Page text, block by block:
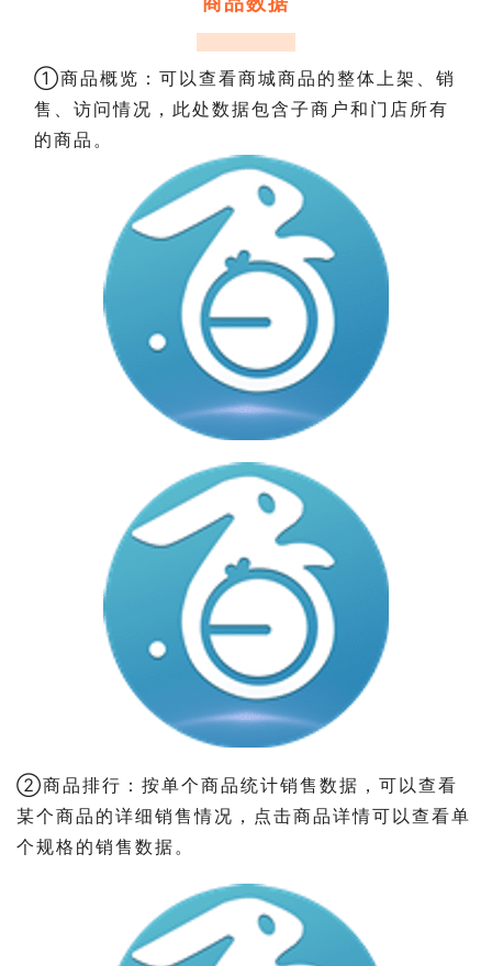
①商品概览：可以查看商城商品的整体上架、销
售、访问情况，此处数据包含子商户和门店所有
的商品。
②商品排行：按单个商品统计销售数据，可以查看
某个商品的详细销售情况，点击商品详情可以查看单
个规格的销售数据。